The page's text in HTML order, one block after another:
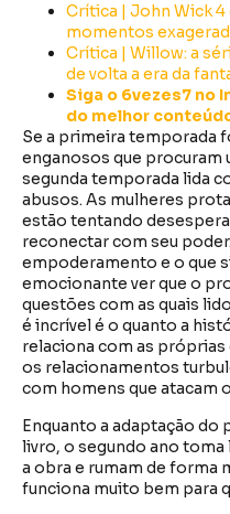
Crítica | John Wick 4
momentos
Crítica | Willow: a
de volta a era da
Siga o 6vezes7 no
do melhor
Se a primeira temporada
enganosos que procuram
segunda temporada lida
abusos. As mulheres
estão tentando
reconectar com seu
empoderamento e o que
emocionante ver que o
questões com as quais
é incrível é o quanto a
relaciona com as
os relacionamentos
com homens que atacam
Enquanto a adaptação
livro, o segundo ano
a obra e rumam de forma
funciona muito bem para